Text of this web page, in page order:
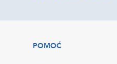
POMOĆ